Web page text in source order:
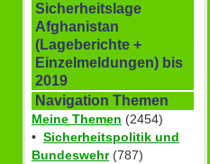
Sicherheitslage
Afghanistan
(Lageberichte +
Einzelmeldungen) bis
2019
Navigation Themen
Meine Themen (2454)
• Sicherheitspolitik und
Bundeswehr(787)